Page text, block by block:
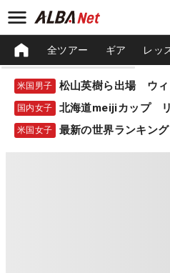
全ツアー ギア レッ
米国男子
国内女子 北海道meijiカップ
米国女子 最新の世界ランキング